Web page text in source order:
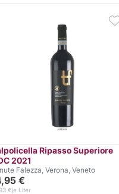
Ripasso Superiore
2021
Falezza, Verona, Veneto
€
je Liter
€